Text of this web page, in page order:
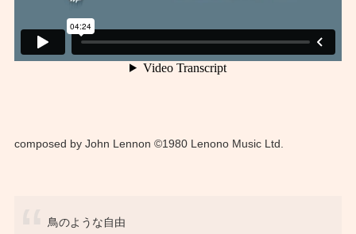
composed by John Lennon ©1980 Lenono Music Ltd.
鳥のような自由